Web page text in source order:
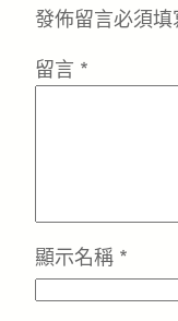
發佈留言必須填
留言 *
顯示名稱 *